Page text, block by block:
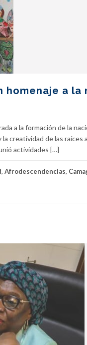
homenaje a la
a la formación de la
creatividad de las raíces
actividades […]
, Afrodescendencias,